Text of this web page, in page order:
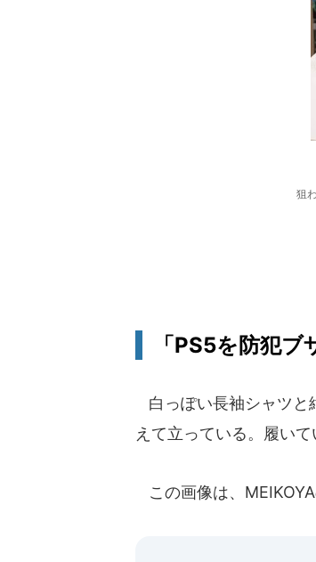
狙
「PS5を防犯ブ
白っぽい長袖シャツと
えて立っている。履いて
この画像は、